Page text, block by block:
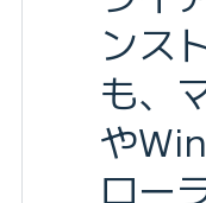
ンス
も、
や
ロー